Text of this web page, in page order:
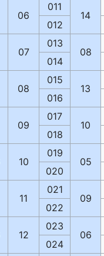
06
011
14
012
07
013
08
014
08
015
13
016
09
017
10
018
10
019
05
020
11
021
09
022
12
023
06
024